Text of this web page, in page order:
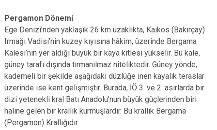
Pergamon Dönemi
Ege Denizi’nden yaklaşık 26 km uzaklıkta, Kaikos (Bakırçay)
Irmağı Vadisi’nin kuzey kıyısına hâkim, üzerinde Bergama
Kalesi’nin yer aldığı büyük bir kaya kitlesi yükselir. Bu kale,
güney tarafı dışında tırmanılmaz niteliktedir. Güney yönde,
kademeli bir şekilde aşağıdaki düzlüğe inen kayalık teraslar
üzerinde ise kent gelişmiştir. Burada, İÖ 3. ve 2. asırlarda bir
dizi yetenekli kral Batı Anadolu’nun büyük güçlerinden biri
haline gelen bir krallık kurmuşlardır. Bu krallık Bergama
(Pergamon) Krallığıdır.